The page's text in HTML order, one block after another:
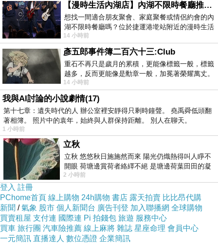
【漫時生活內湖店】內湖不限時餐廳推薦｜捷運港墘站美食，聚餐、約會、家庭聚會首選，正餐甜點一次滿足
想找一間適合朋友聚會、家庭聚餐或情侶約會的內
湖不限時餐廳嗎？位於捷運港墘站附近的漫時生活
內湖店，從捷運站步行約4分鐘即可抵
14 小時前
彥五郎事件簿二百六十三:Club
重石不再只是歲月的累積，更能像標籤一般，標籤
越多，反而更能像是勳章一般，加冕著榮耀萬丈。
習慣一如縱容，成了再難輕輕放下的罪證
14 小時前
我與AI討論的小說劇情(17)
第十七章：遺失時代的人 辦公室裡安靜得只剩時鐘聲。 堯禹舜低頭翻
著相簿。 照片中的袁年，始終與人群保持距離。 別人在聊天。
1 小時前
立秋
立秋 悠悠秋日施施然而來 陽光仍熾熱得叫人睜不
開眼 荷塘邊賞荷者絡繹不絕 是塘邊荷葉田田的凝
望 風中飄逸的是映日荷花別樣紅
2 小時前
登入 註冊
PChome首頁 線上購物 24h購物 書店 露天拍賣 比比昂代購
新聞 /氣象 股市 個人新聞台 廣告刊登 加入聯播網 全球購物
買賣租屋 支付連 國際連 Pi 拍錢包 旅遊 服務中心
買車 旅行團 汽車險推薦 線上麻將 雜誌 星座命理 會員中心
一元簡訊 直播達人 數位憑證 企業簡訊